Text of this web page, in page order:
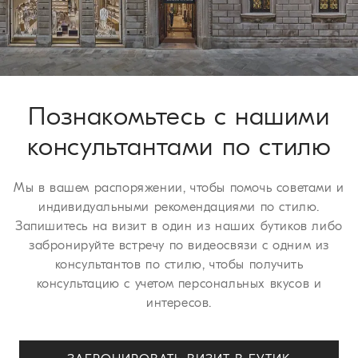
У вас есть 30 дней для осуществления возврата или обмена
изделия. Мы рады предложить эти услуги бесплатно всем
нашим клиентам. Для получения более подробной
информации о сроках доставки ознакомьтесь с разделом
страницы Процедура возврата
Познакомьтесь с нашими
консультантами по стилю
Мы в вашем распоряжении, чтобы помочь советами и
индивидуальными рекомендациями по стилю.
Запишитесь на визит в один из наших бутиков либо
забронируйте встречу по видеосвязи с одним из
консультантов по стилю, чтобы получить
консультацию с учетом персональных вкусов и
интересов.